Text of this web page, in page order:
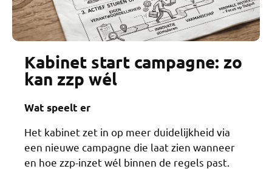
Kabinet start campagne: zo
kan zzp wél
Wat speelt er
Het kabinet zet in op meer duidelijkheid via
een nieuwe campagne die laat zien wanneer
en hoe zzp-inzet wél binnen de regels past.